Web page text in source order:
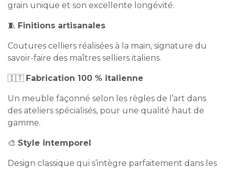
grain unique et son excellente longévité.
🧵 Finitions artisanales
Coutures celliers réalisées à la main, signature du
savoir-faire des maîtres selliers italiens.
🇮🇹 Fabrication 100 % italienne
Un meuble façonné selon les règles de l’art dans
des ateliers spécialisés, pour une qualité haut de
gamme.
🎨 Style intemporel
Design classique qui s’intègre parfaitement dans les